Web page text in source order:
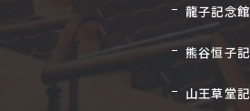
龍子記念館
熊谷恒子
山王草堂